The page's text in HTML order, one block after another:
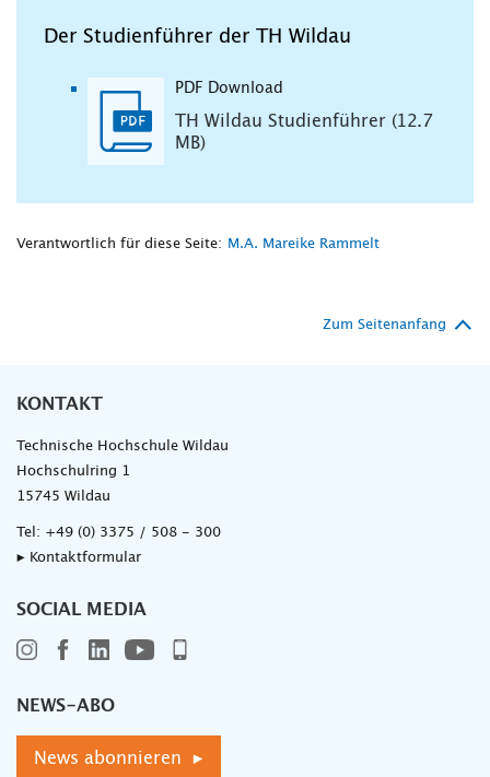
Der Studienführer der TH Wildau
PDF Download
TH Wildau Studienführer (12.7
MB)
Verantwortlich für diese Seite: M.A. Mareike Rammelt
Zum Seitenanfang
KONTAKT
Technische Hochschule Wildau
Hochschulring 1
15745 Wildau
Tel: +49 (0) 3375 / 508 - 300
▸ Kontaktformular
SOCIAL MEDIA
NEWS-ABO
News abonnieren ▸